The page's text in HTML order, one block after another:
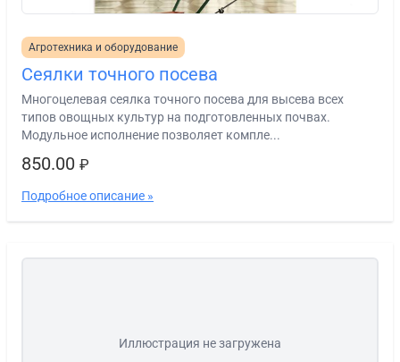
Агротехника и оборудование
Сеялки точного посева
Многоцелевая сеялка точного посева для высева всех
типов овощных культур на подготовленных почвах.
Модульное исполнение позволяет компле...
850.00 ₽
Подробное описание »
Иллюстрация не загружена